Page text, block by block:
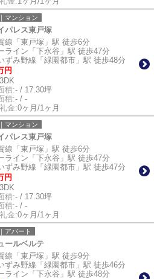
マンション
パレス東戸塚
線「東戸塚」駅 徒歩6分
ライン「下永谷」駅 徒歩47分
ずみ野線「緑園都市」駅 徒歩48分
円
3DK
積:- / 17.30坪
積:- / -
金:0ヶ月/1ヶ月
マンション
パレス東戸塚
線「東戸塚」駅 徒歩6分
ライン「下永谷」駅 徒歩47分
ずみ野線「緑園都市」駅 徒歩47分
円
3DK
積:- / 17.30坪
積:- / -
金:0ヶ月/1ヶ月
アパート
ールベルテ
線「東戸塚」駅 徒歩9分
ずみ野線「緑園都市」駅 徒歩46分
ライン「下永谷」駅 徒歩48分